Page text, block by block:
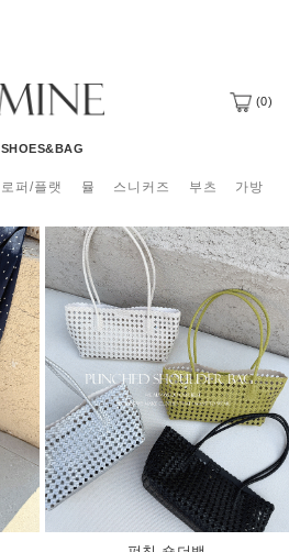
(0)
SHOES&BAG
로퍼/플랫 뮬 스니커즈 부츠 가방